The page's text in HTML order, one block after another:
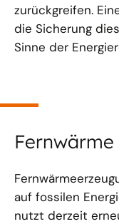
zurückgreifen.
die Sicherung
Sinne der
Fernwärme
auf fossilen
nutzt derzeit